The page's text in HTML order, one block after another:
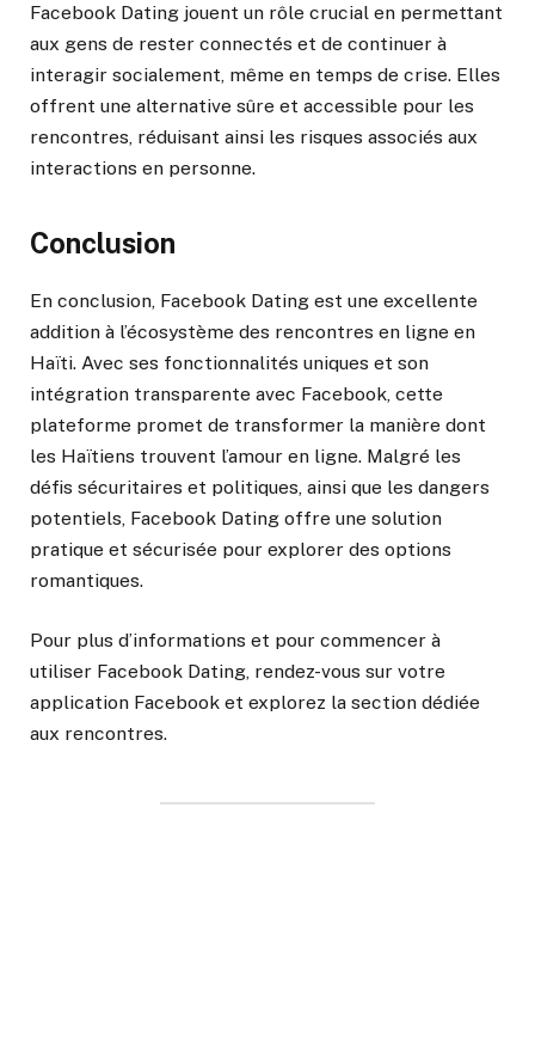
Facebook Dating jouent un rôle crucial en permettant
aux gens de rester connectés et de continuer à
interagir socialement, même en temps de crise. Elles
offrent une alternative sûre et accessible pour les
rencontres, réduisant ainsi les risques associés aux
interactions en personne.
Conclusion
En conclusion, Facebook Dating est une excellente
addition à l’écosystème des rencontres en ligne en
Haïti. Avec ses fonctionnalités uniques et son
intégration transparente avec Facebook, cette
plateforme promet de transformer la manière dont
les Haïtiens trouvent l’amour en ligne. Malgré les
défis sécuritaires et politiques, ainsi que les dangers
potentiels, Facebook Dating offre une solution
pratique et sécurisée pour explorer des options
romantiques.
Pour plus d’informations et pour commencer à
utiliser Facebook Dating, rendez-vous sur votre
application Facebook et explorez la section dédiée
aux rencontres.